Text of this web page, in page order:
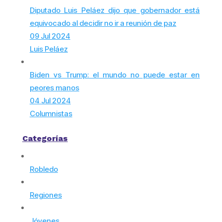
Diputado Luis Peláez dijo que gobernador está
equivocado al decidir no ir a reunión de paz
09 Jul 2024
Luis Peláez
Biden vs Trump: el mundo no puede estar en
peores manos
04 Jul 2024
Columnistas
Categorías
Robledo
Regiones